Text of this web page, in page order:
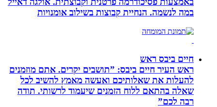
במה לנשמה. ‏הנחיית קבוצות בשילוב אומנויות‏
חיים ביבס ראש
ראש העיר חיים ביבס: ”תושבים יקרים. אתם מוזמנים
להעלות את שאלותיכם ואעשה מאמץ להשיב לכל
שאלה בהתאם ללוח הזמנים שיעמוד לרשותי. תודה
רבה לכם”